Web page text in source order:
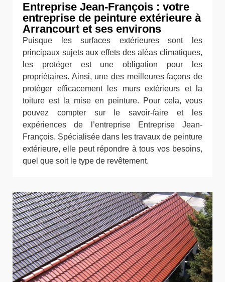
Entreprise Jean-François : votre
entreprise de peinture extérieure à
Arrancourt et ses environs
Puisque les surfaces extérieures sont les
principaux sujets aux effets des aléas climatiques,
les protéger est une obligation pour les
propriétaires. Ainsi, une des meilleures façons de
protéger efficacement les murs extérieurs et la
toiture est la mise en peinture. Pour cela, vous
pouvez compter sur le savoir-faire et les
expériences de l’entreprise Entreprise Jean-
François. Spécialisée dans les travaux de peinture
extérieure, elle peut répondre à tous vos besoins,
quel que soit le type de revêtement.